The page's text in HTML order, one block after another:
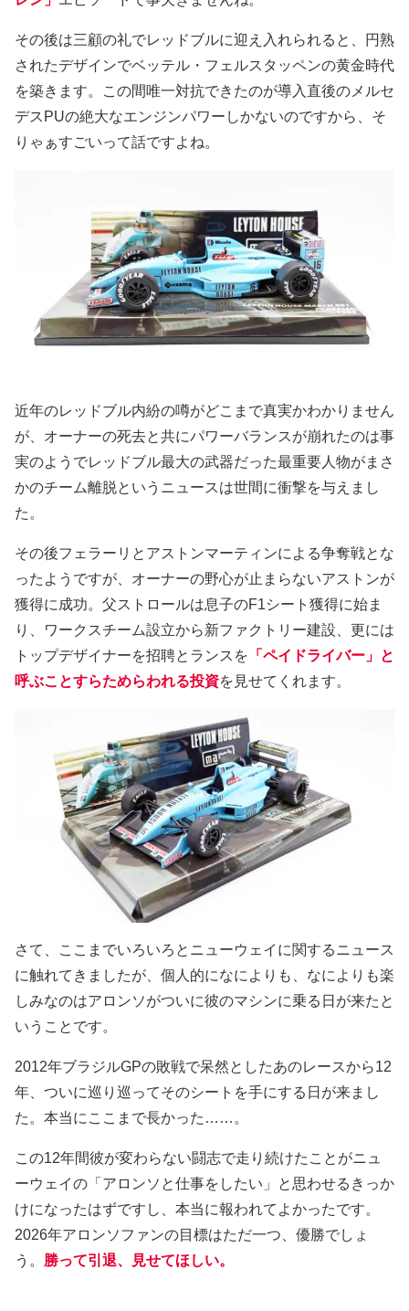
その後は三顧の礼でレッドブルに迎え入れられると、円熟
されたデザインでベッテル・フェルスタッペンの黄金時代
を築きます。この間唯一対抗できたのが導入直後のメルセ
デスPUの絶大なエンジンパワーしかないのですから、そ
りゃぁすごいって話ですよね。
近年のレッドブル内紛の噂がどこまで真実かわかりません
が、オーナーの死去と共にパワーバランスが崩れたのは事
実のようでレッドブル最大の武器だった最重要人物がまさ
かのチーム離脱というニュースは世間に衝撃を与えまし
た。
その後フェラーリとアストンマーティンによる争奪戦とな
ったようですが、オーナーの野心が止まらないアストンが
獲得に成功。父ストロールは息子のF1シート獲得に始ま
り、ワークスチーム設立から新ファクトリー建設、更には
トップデザイナーを招聘とランスを 「ペイドライバー」と
呼ぶことすらためらわれる投資を見せてくれます。
さて、ここまでいろいろとニューウェイに関するニュース
に触れてきましたが、個人的になによりも、なによりも楽
しみなのはアロンソがついに彼のマシンに乗る日が来たと
いうことです。
2012年ブラジルGPの敗戦で呆然としたあのレースから12
年、ついに巡り巡ってそのシートを手にする日が来まし
た。本当にここまで長かった……。
この12年間彼が変わらない闘志で走り続けたことがニュ
ーウェイの「アロンソと仕事をしたい」と思わせるきっか
けになったはずですし、本当に報われてよかったです。
2026年アロンソファンの目標はただ一つ、優勝でしょ
う。 勝って引退、見せてほしい。